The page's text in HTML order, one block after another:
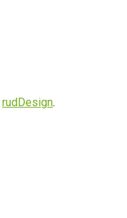
rudDesign.